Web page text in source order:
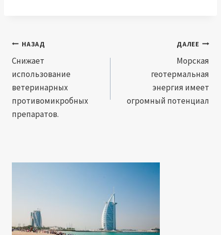
Навигация
по
записям
НАЗАД
Снижает
использование
ветеринарных
противомикробных
препаратов.
ДАЛЕЕ
Морская
геотермальная
энергия имеет
огромный потенциал